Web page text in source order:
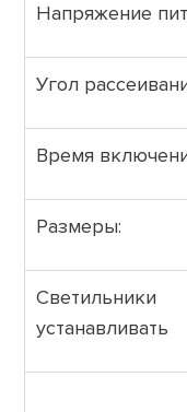
Напряжение
Угол
Время
Размеры:
Светильники
устанавливать